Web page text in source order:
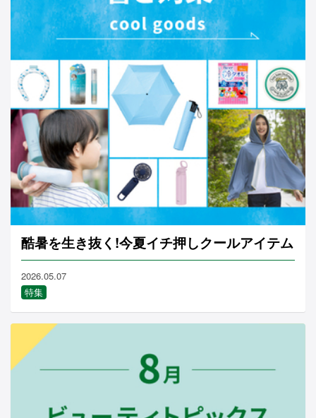
酷暑を生き抜く!今夏イチ押しクールアイテム
2026.05.07
特集